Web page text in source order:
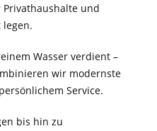
und
Wasser verdient –
wir modernste
Service.
bis hin zu